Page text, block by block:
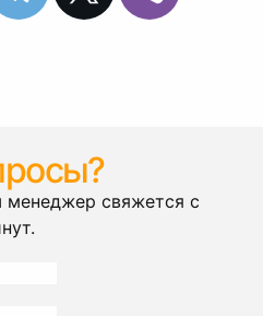
менеджер свяжется с